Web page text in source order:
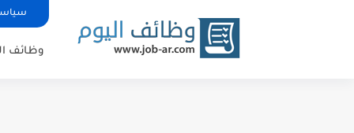
وظائف